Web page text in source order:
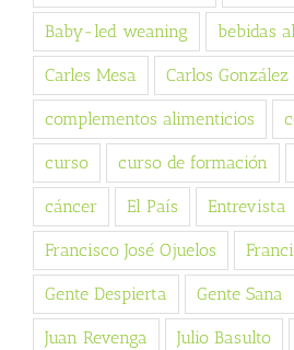
Baby-led weaning bebidas
Carles Mesa Carlos González
complementos alimenticios
curso curso de formación
cáncer El País Entrevista
Francisco José Ojuelos
Gente Despierta Gente Sana
Juan Revenga Julio Basulto